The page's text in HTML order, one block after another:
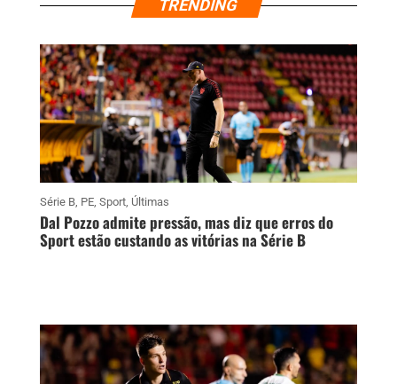
TRENDING
Série B, PE, Sport, Últimas
Dal Pozzo admite pressão, mas diz que erros do
Sport estão custando as vitórias na Série B